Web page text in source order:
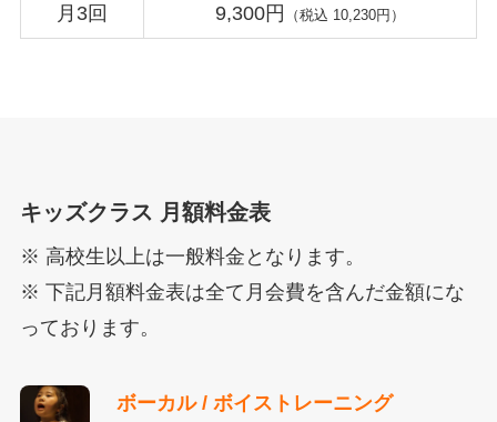
月3回 9,300円 （税込 10,230円）
キッズクラス 月額料金表
※ 高校生以上は一般料金となります。
※ 下記月額料金表は全て月会費を含んだ金額にな
っております。
ボーカル / ボイストレーニング